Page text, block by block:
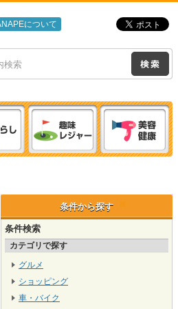
について
条件から探す
条件検索
カテゴリで探す
グルメ
ショッピング
車・バイク